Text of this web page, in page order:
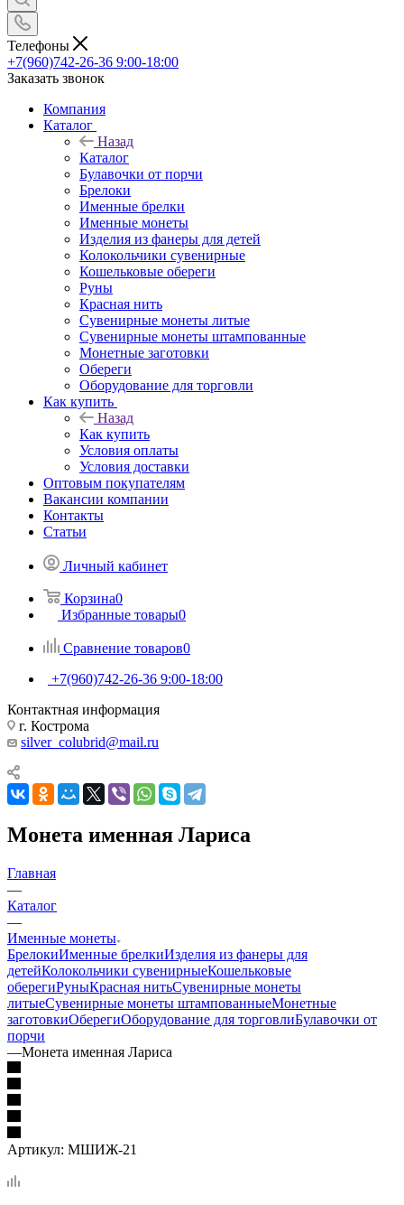
Телефоны
+7(960)742-26-36 9:00-18:00
Заказать звонок
Компания
Каталог
Назад
Каталог
Булавочки от порчи
Брелоки
Именные брелки
Именные монеты
Изделия из фанеры для детей
Колокольчики сувенирные
Кошельковые обереги
Руны
Красная нить
Сувенирные монеты литые
Сувенирные монеты штампованные
Монетные заготовки
Обереги
Оборудование для торговли
Как купить
Назад
Как купить
Условия оплаты
Условия доставки
Оптовым покупателям
Вакансии компании
Контакты
Статьи
Личный кабинет
Корзина0
Избранные товары0
Сравнение товаров0
+7(960)742-26-36 9:00-18:00
Контактная информация
г. Кострома
silver_colubrid@mail.ru
Монета именная Лариса
Главная
—
Каталог
—
Именные монеты
БрелокиИменные брелкиИзделия из фанеры для
детейКолокольчики сувенирныеКошельковые
оберегиРуныКрасная нитьСувенирные монеты
литыеСувенирные монеты штампованныеМонетные
заготовкиОберегиОборудование для торговлиБулавочки от
порчи
—Монета именная Лариса
Артикул: МШИЖ-21